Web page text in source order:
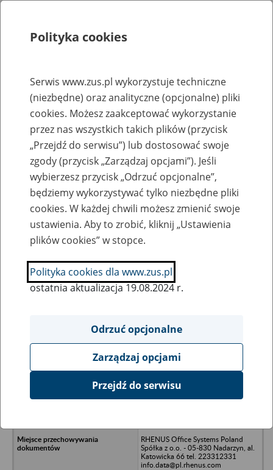
Rejestry, ewidencje i archiwa
Baza zlikwidowanych lub
przekształconych zakładów pracy
Nazwa zakładu pracy:
SZUKAJ
Ukryj wszystkie pozycje bazy
HIGHRADIUS Poland Spółka z o.o. w
RHENUS Office Systems Poland
Spółka z o.o. - 05-830 Nadarzyn, al.
Katowicka 66 tel. 223312331
info.data@pl.rhenus.com
Polityka cookies
Serwis www.zus.pl wykorzystuje techniczne
(niezbędne) oraz analityczne (opcjonalne) pliki
cookies. Możesz zaakceptować wykorzystanie
przez nas wszystkich takich plików (przycisk
„Przejdź do serwisu”) lub dostosować swoje
zgody (przycisk „Zarządzaj opcjami”). Jeśli
wybierzesz przycisk „Odrzuć opcjonalne”,
będziemy wykorzystywać tylko niezbędne pliki
cookies. W każdej chwili możesz zmienić swoje
ustawienia. Aby to zrobić, kliknij „Ustawienia
plików cookies” w stopce.
Polityka cookies dla www.zus.pl
ostatnia aktualizacja 19.08.2024 r.
Odrzuć opcjonalne
Zarządzaj opcjami
Przejdź do serwisu